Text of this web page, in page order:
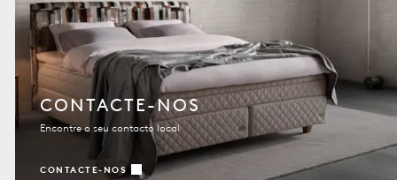
CONTACTE-NOS
Encontre o seu contacto local
CONTACTE-NOS